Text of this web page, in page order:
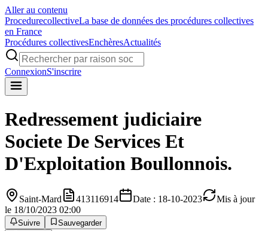
Aller au contenu
ProcedurecollectiveLa base de données des procédures collectives
en France
Procédures collectivesEnchèresActualités
ConnexionS'inscrire
Redressement judiciaire
Societe De Services Et
D'Exploitation Boullonnois.
Saint-Mard 413116914 Date : 18-10-2023
Mis à jour
le 18/10/2023 02:00
Suivre
Sauvegarder